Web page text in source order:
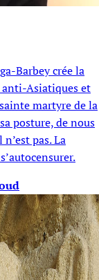
Barbey crée la
Asiatiques et
martyre de la
posture, de nous
pas. La